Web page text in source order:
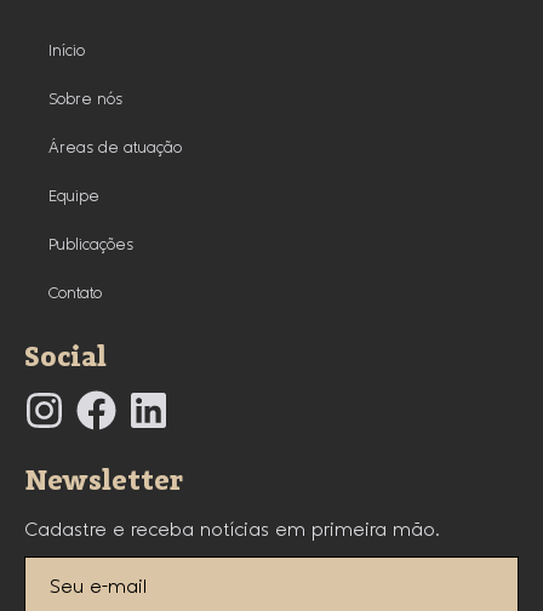
Início
Sobre nós
Áreas de atuação
Equipe
Publicações
Contato
Social
Newsletter
Cadastre e receba notícias em primeira mão.